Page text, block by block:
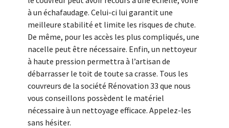
à un échafaudage. Celui-ci lui garantit une
meilleure stabilité et limite les risques de chute.
De même, pour les accès les plus compliqués, une
nacelle peut être nécessaire. Enfin, un nettoyeur
à haute pression permettra à l’artisan de
débarrasser le toit de toute sa crasse. Tous les
couvreurs de la société Rénovation 33 que nous
vous conseillons possèdent le matériel
nécessaire à un nettoyage efficace. Appelez-les
sans hésiter.